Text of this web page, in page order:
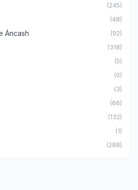
(245)
(48)
Áncash (92)
(318)
(5)
(0)
(3)
(66)
(132)
(1)
(288)